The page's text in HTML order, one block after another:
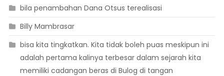
bila penambahan Dana Otsus terealisasi
Billy Mambrasar
bisa kita tingkatkan. Kita tidak boleh puas meskipun ini
adalah pertama kalinya terbesar dalam sejarah kita
memiliki cadangan beras di Bulog di tangan